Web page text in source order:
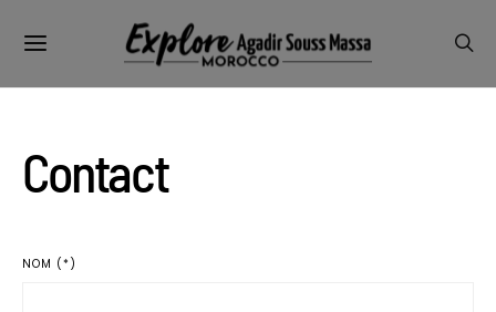
Contact
NOM (*)